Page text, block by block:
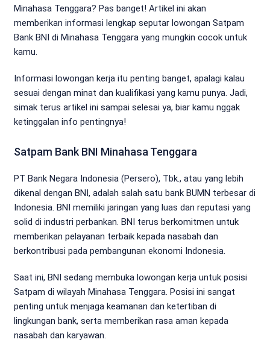
Minahasa Tenggara? Pas banget! Artikel ini akan
memberikan informasi lengkap seputar lowongan Satpam
Bank BNI di Minahasa Tenggara yang mungkin cocok untuk
kamu.
Informasi lowongan kerja itu penting banget, apalagi kalau
sesuai dengan minat dan kualifikasi yang kamu punya. Jadi,
simak terus artikel ini sampai selesai ya, biar kamu nggak
ketinggalan info pentingnya!
Satpam Bank BNI Minahasa Tenggara
PT Bank Negara Indonesia (Persero), Tbk., atau yang lebih
dikenal dengan BNI, adalah salah satu bank BUMN terbesar di
Indonesia. BNI memiliki jaringan yang luas dan reputasi yang
solid di industri perbankan. BNI terus berkomitmen untuk
memberikan pelayanan terbaik kepada nasabah dan
berkontribusi pada pembangunan ekonomi Indonesia.
Saat ini, BNI sedang membuka lowongan kerja untuk posisi
Satpam di wilayah Minahasa Tenggara. Posisi ini sangat
penting untuk menjaga keamanan dan ketertiban di
lingkungan bank, serta memberikan rasa aman kepada
nasabah dan karyawan.